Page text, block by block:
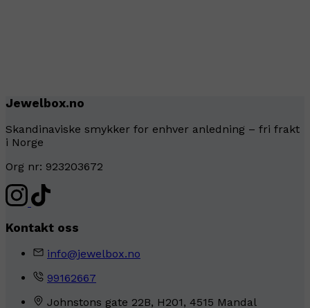
Jewelbox.no
Skandinaviske smykker for enhver anledning – fri frakt
i Norge
Org nr: 923203672
Kontakt oss
info@jewelbox.no
99162667
Johnstons gate 22B, H201, 4515 Mandal